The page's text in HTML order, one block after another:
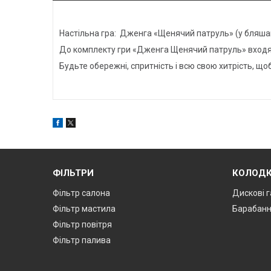
Настільна гра: Дженга «Щенячий патруль» (у
До комплекту гри «Дженга Щенячий патруль»
Будьте обережні, спритність і всю свою хитрість,
ФІЛЬТРИ
Фільтр салона
Фільтр мастила
Фільтр повітря
Фільтр палива
Дискові